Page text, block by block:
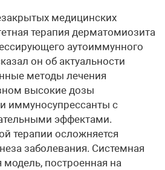
медицинских
терапия дерматомиозита
аутоиммунного
он об актуальности
методы лечения
высокие дозы
иммуносупрессанты с
эффектами.
терапии осложняется
заболевания. Системная
построенная на